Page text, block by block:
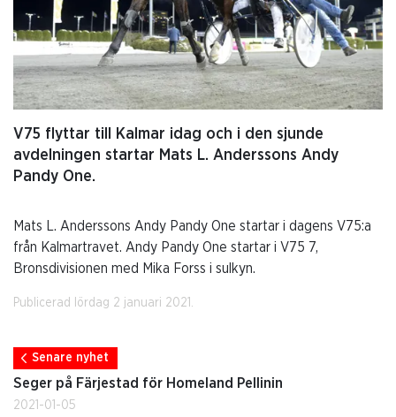
V75 flyttar till Kalmar idag och i den sjunde
avdelningen startar Mats L. Anderssons Andy
Pandy One.
Mats L. Anderssons Andy Pandy One startar i dagens V75:a
från Kalmartravet. Andy Pandy One startar i V75 7,
Bronsdivisionen med Mika Forss i sulkyn.
Publicerad lördag 2 januari 2021.
Senare nyhet
Seger på Färjestad för Homeland Pellinin
2021-01-05